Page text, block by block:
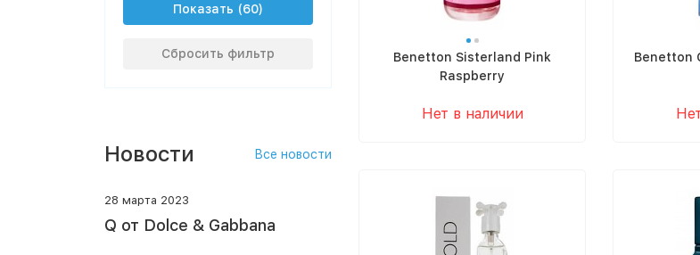
Benetton Sisterland Pink
Raspberry
Нет в наличии
Benetton
Показать
Сбросить фильтр
Новости Все новости
28 марта 2023
Q от Dolce & Gabbana